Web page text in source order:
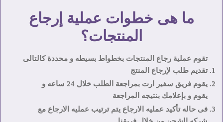
ما هى خطوات عملية إرجاع
المنتجات؟
تقوم عملية رجاع المنتجات بخطواط بسيطه و محددة كالتالى
تقديم طلب لإرجاع المنتج
يقوم فريق سفير ارت بمراجعة الطلب خلال 24 ساعه و
يقوم و بإعلامك بنتيجه المراجعة
فى حاله تأكيد عمليه الارجاع يتم ترتيب عمليه الارجاع مع